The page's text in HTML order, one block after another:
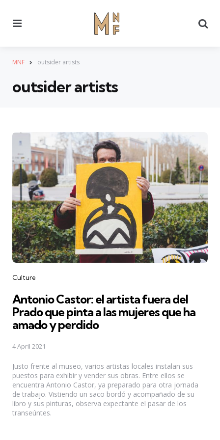
MNF outsider artists
outsider artists
Categories
Culture
Antonio Castor: el artista fuera del
Prado que pinta a las mujeres que ha
amado y perdido
4 April 2021
Justo frente al museo, varios artistas locales instalan sus
puestos para exhibir y vender sus obras. Entre ellos se
encuentra Antonio Castor, ya preparado para otra jornada
de trabajo. Vistiendo un saco bordó y acompañado de su
libro y sus pinturas, observa expectante el pasar de los
transeúntes.